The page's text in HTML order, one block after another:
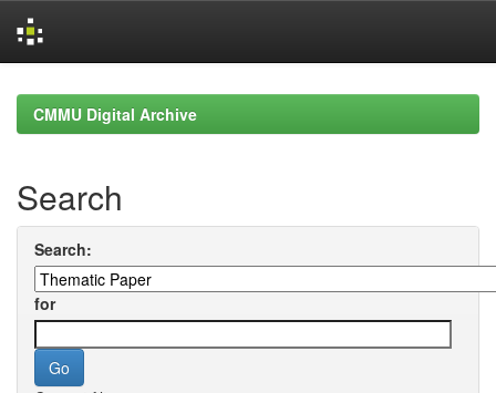
navigationCMMU Digital Archive
Search
Search:
for